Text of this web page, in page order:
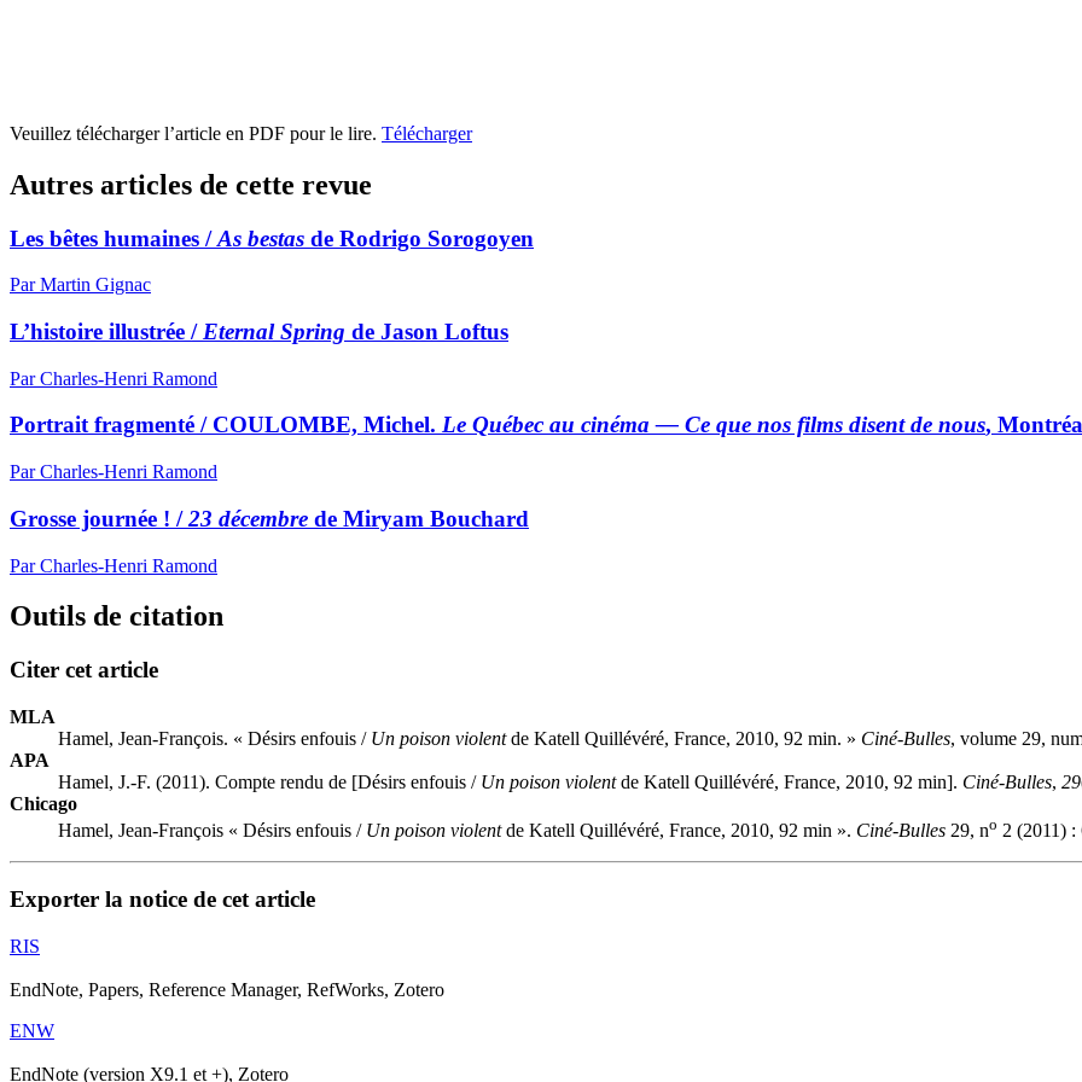
Veuillez télécharger l’article en PDF pour le lire. Télécharger
Autres articles de cette revue
Les bêtes humaines /As bestas de Rodrigo Sorogoyen
Par Martin Gignac
L’histoire illustrée / Eternal Spring de Jason Loftus
Par Charles-Henri Ramond
Portrait fragmenté / COULOMBE, Michel. Le Québec au cinéma — Ce que nos films disent de nous,
Par Charles-Henri Ramond
Grosse journée ! /23 décembre de Miryam Bouchard
Par Charles-Henri Ramond
Outils de citation
Citer cet article
MLA
Hamel, Jean-François. « Désirs enfouis / Un poison violentde Katell Quillévéré, France, 2010, 92 min. » Ciné-Bulles, volume 29,
APA
Hamel, J.-F. (2011). Compte rendu de [Désirs enfouis / Un poison violentde Katell Quillévéré, France, 2010, 92 min]. Ciné-Bulles, 29
Chicago
Hamel, Jean-François « Désirs enfouis / Un poison violentde Katell Quillévéré, France, 2010, 92 min ». Ciné-Bulles 29, no 2 (2011) :
Exporter la notice de cet article
RIS
EndNote, Papers, Reference Manager, RefWorks, Zotero
ENW
EndNote (version X9.1 et +), Zotero